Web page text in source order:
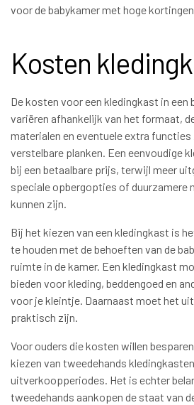
voor de babykamer met hoge kortingen.
Kosten
De kosten voor een kledingkast in een
variëren afhankelijk van het formaat,
materialen en eventuele extra functies
verstelbare planken. Een eenvoudige
bij een betaalbare prijs, terwijl meer
speciale opbergopties of duurzamere
kunnen zijn.
Bij het kiezen van een kledingkast is
te houden met de behoeften van de
ruimte in de kamer. Een kledingkast
bieden voor kleding, beddengoed en
voor je kleintje. Daarnaast moet het
praktisch zijn.
Voor ouders die kosten willen
kiezen van tweedehands
uitverkoopperiodes. Het is echter
tweedehands aankopen de staat van